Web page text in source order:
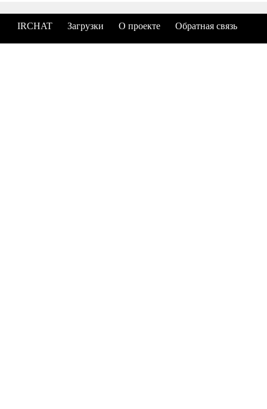
IRCHAT Загрузки О проекте Обратная связь